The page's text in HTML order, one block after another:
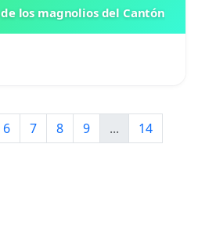
los magnolios del Cantón
6 7 8 9 ...
14